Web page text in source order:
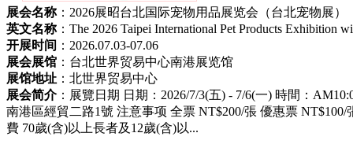
展会名称：2026展昭台北国际宠物用品展览会（台北宠物展）
英文名称：The 2026 Taipei International Pet Products Exhibition
开展时间 ：2026.07.03-07.06
展会展馆 ：台北世界贸易中心南港展览馆
展馆地址 ：北世界贸易中心
展会简介：展覽日期 日期：2026/7/3(五) - 7/6(一) 時間：
南港區經貿二路1號 注意事项 全票 NT$200/張 優惠票
費 70歲(含)以上長者及12歲(含)以...